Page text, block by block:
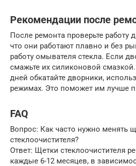
Рекомендации после
После ремонта проверьте работу
что они работают плавно и без
работу омывателя стекла. Если
смажьте их силиконовой
дней обкатайте дворники,
режимах. Это поможет им лучше
FAQ
Вопрос: Как часто нужно менять
стеклоочистителя?
Ответ: Щетки стеклоочистителя
каждые 6-12 месяцев, в